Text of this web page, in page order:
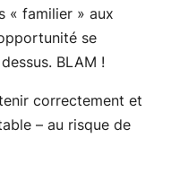
« familier » aux
se
BLAM !
correctement et
– au risque de